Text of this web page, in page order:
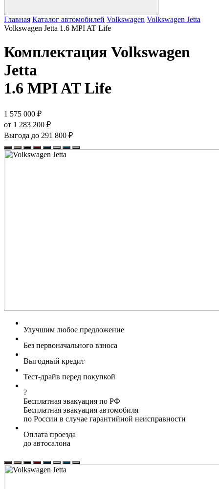
Главная Каталог автомобилей Volkswagen Volkswagen Jetta
Volkswagen Jetta 1.6 MPI AT Life
Комплектация Volkswagen
Jetta
1.6 MPI AT Life
1 575 000 ₽
от 1 283 200 ₽
Выгода до 291 800 ₽
Улучшим любое предложение
Без первоначального взноса
Выгодный кредит
Тест-драйв перед покупкой
?
Бесплатная эвакуация по РФ
Бесплатная эвакуация автомобиля
по России в случае гарантийной неисправности
Оплата проезда
до автосалона